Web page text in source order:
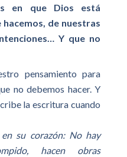
en que Dios está
de nuestras
Y que no
pensamiento para
no debemos hacer. Y
la escritura cuando
su corazón: No hay
hacen obras